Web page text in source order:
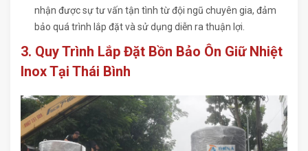
nhận được sự tư vấn tận tình từ đội ngũ chuyên gia, đảm
bảo quá trình lắp đặt và sử dụng diễn ra thuận lợi.
3. Quy Trình Lắp Đặt Bồn Bảo Ôn Giữ Nhiệt
Inox Tại Thái Bình